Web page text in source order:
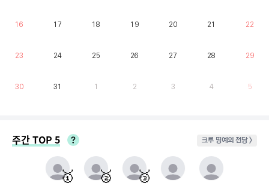
16 17 18 19 20 21 22
23 24 25 26 27 28 29
30 31 1 2 3 4 5
주간 TOP 5 크루 명예의 전당 >
매주 월요일부터 일요일까지 가장 클라이밍 시간이 많은 유저를 실시간으로 반영.
동점자 처리방식 : 클라이밍 횟수가 많은 순
🥇 🥈 🥉